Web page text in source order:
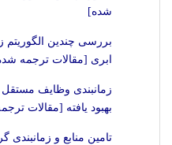
شده]
بررسی چندین
ابری [مقالات ترجمه
زمانبندی وظایف مستقل
بهبود یافته [مقالات
تامین منابع و زمانبندی